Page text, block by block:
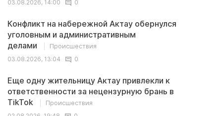
03.08.2026, 14:00
0
Конфликт на набережной Актау обернулся
уголовным и административным
делами
Происшествия
03.08.2026, 13:04
0
Еще одну жительницу Актау привлекли к
ответственности за нецензурную брань в
TikTok
Происшествия